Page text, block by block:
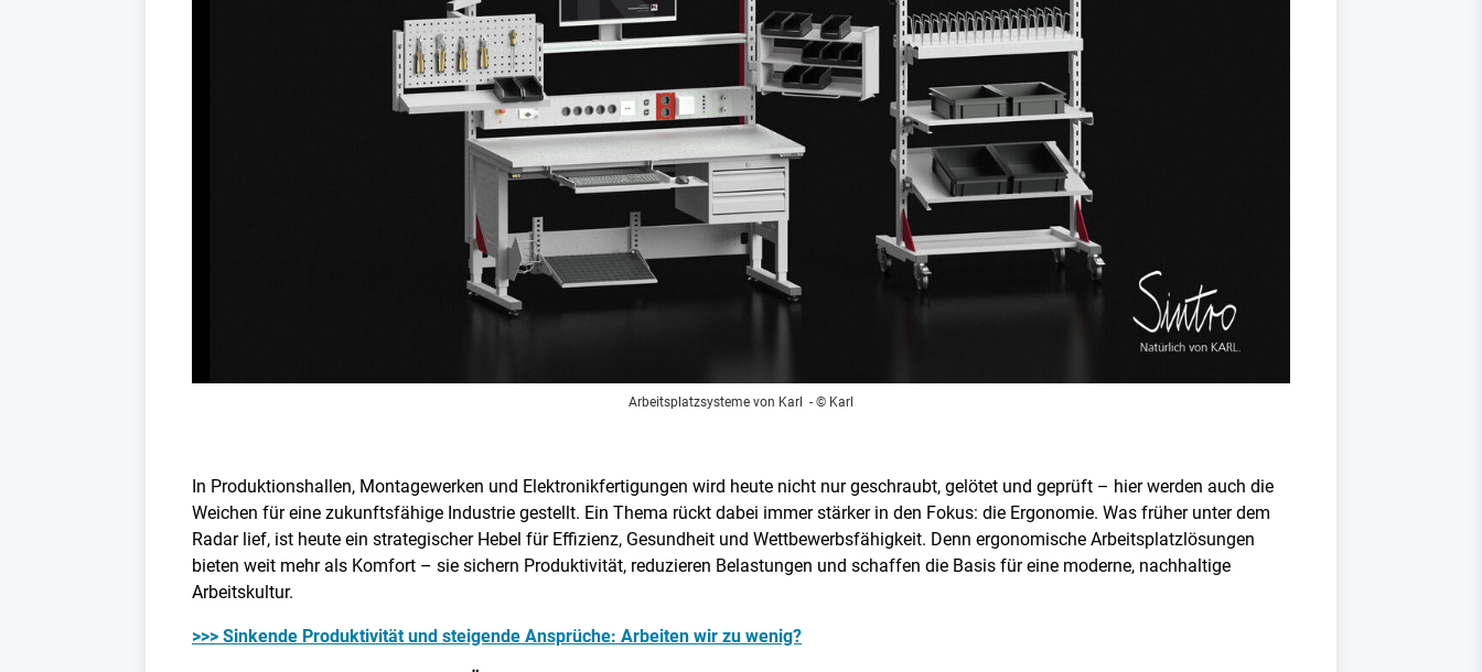
Arbeitsplatzsysteme von Karl - © Karl
In Produktionshallen, Montagewerken und Elektronikfertigungen wird heute nicht nur geschraubt, gelötet und geprüft – hier werden auch die
Weichen für eine zukunftsfähige Industrie gestellt. Ein Thema rückt dabei immer stärker in den Fokus: die Ergonomie. Was früher unter dem
Radar lief, ist heute ein strategischer Hebel für Effizienz, Gesundheit und Wettbewerbsfähigkeit. Denn ergonomische Arbeitsplatzlösungen
bieten weit mehr als Komfort – sie sichern Produktivität, reduzieren Belastungen und schaffen die Basis für eine moderne, nachhaltige
Arbeitskultur.
>>> Sinkende Produktivität und steigende Ansprüche: Arbeiten wir zu wenig?